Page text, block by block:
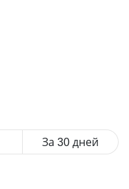
За 30 дней